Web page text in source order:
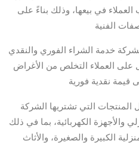
في بيعها، وذلك بناءً على
الفنية
خدمة الشراء الفوري والنقدي
على العملاء التخلص من الأغراض
قيمة نقدية فورية
المنتجات التي تشتريها الشركة
والأجهزة الكهربائية، بما في ذلك
الكبيرة والصغيرة، والأثاث